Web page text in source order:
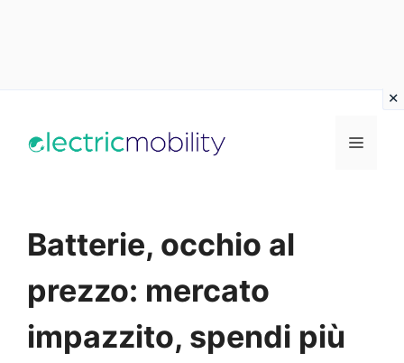
Menu
Batterie, occhio al
prezzo: mercato
impazzito, spendi più